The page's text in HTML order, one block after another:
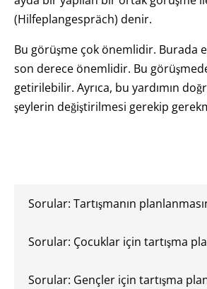
(Hilfeplangespräch) denir.
Bu görüşme çok önemlidir. Burada
son derece önemlidir. Bu
getirilebilir. Ayrıca, bu yardımın
şeylerin değiştirilmesi gerekip
Sorular: Tartışmanın
Sorular: Çocuklar için tartışma
Sorular: Gençler için tartışma